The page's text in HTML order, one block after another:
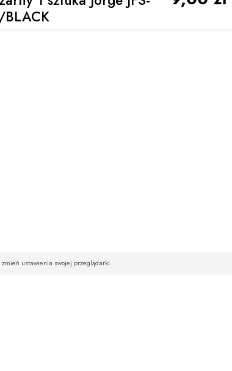
BLACK
zmień ustawienia swojej przeglądarki.